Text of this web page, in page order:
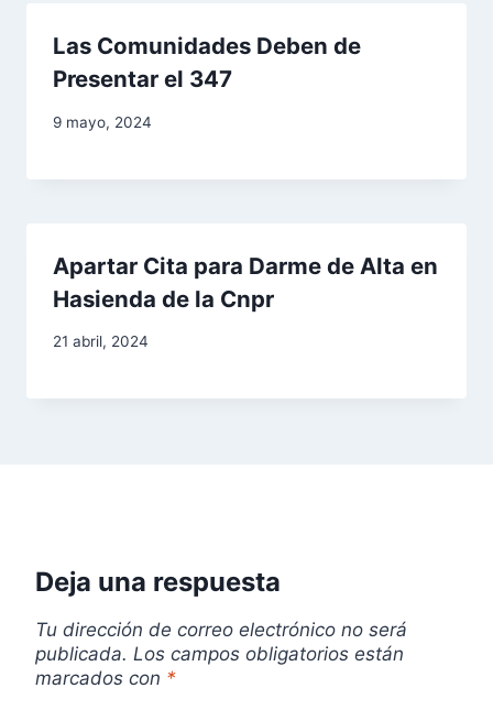
Las Comunidades Deben de
Presentar el 347
9 mayo, 2024
Apartar Cita para Darme de Alta en
Hasienda de la Cnpr
21 abril, 2024
Deja una respuesta
Tu dirección de correo electrónico no será
publicada. Los campos obligatorios están
marcados con *